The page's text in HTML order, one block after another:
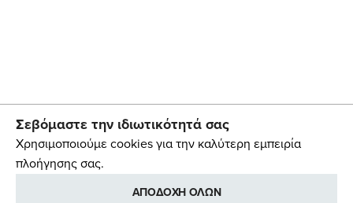
Σεβόμαστε την ιδιωτικότητά σας
Χρησιμοποιούμε cookies για την καλύτερη εμπειρία
πλοήγησης σας.
ΑΠΟΔΟΧΗ ΟΛΩΝ